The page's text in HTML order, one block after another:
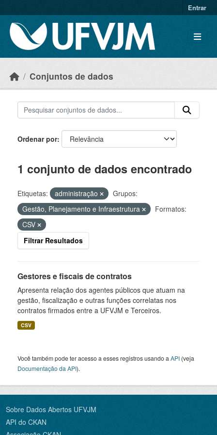
Entrar
Conjuntos de dados
Ordenar por
1 conjunto de dados encontrado
Etiquetas: administração
Grupos:
Gestão, Planejamento e Infraestrutura
Formatos:
CSV
Filtrar Resultados
Gestores e fiscais de contratos
Apresenta relação dos agentes públicos que atuam na
gestão, fiscalização e outras funções correlatas nos
contratos firmados entre a UFVJM e Terceiros.
CSV
Você também pode ter acesso a esses registros usando a API (veja
Documentação da API).
Sobre Dados Abertos UFVJM
API do CKAN